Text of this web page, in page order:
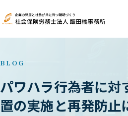
BLOG
パワハラ行為者に対
置の実施と再発防止